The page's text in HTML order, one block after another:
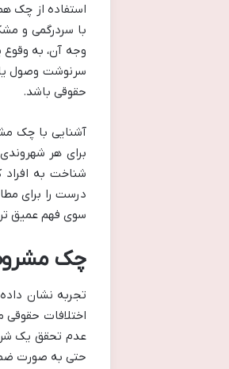
استفاده از چک
با سردرگمی و
وجه آن، به
سرنوشت وصول یا
حقوقی باشد.
آشنایی با چک
برای هر
شناخت به
درست را برای
سوی فهم عمیق تر
چک
تجربه نشان
اختلافات
عدم تحقق یک
حتی به صورت